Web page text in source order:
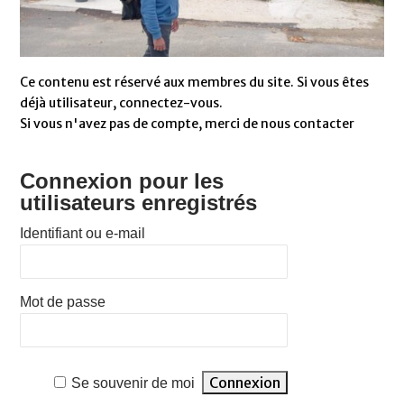
Ce contenu est réservé aux membres du site. Si vous êtes
déjà utilisateur, connectez-vous.
Si vous n'avez pas de compte, merci de nous contacter
Connexion pour les
utilisateurs enregistrés
Identifiant ou e-mail
Mot de passe
Se souvenir de moi